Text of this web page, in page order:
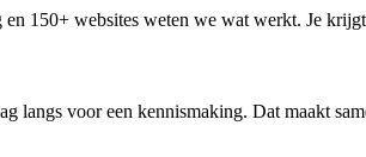
150+ websites weten we wat werkt. Je
langs voor een kennismaking. Dat maakt